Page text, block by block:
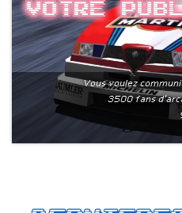
Votre
Vous voulez
3500 fans